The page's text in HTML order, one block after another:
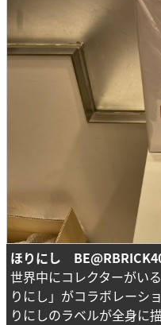
ほりにし
世界中にコレクターがい
りにし」がコラボレーシ
りにしのラベルが全身に